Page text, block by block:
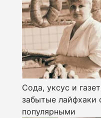
Сода, уксус и
забытые лайфхаки
популярными